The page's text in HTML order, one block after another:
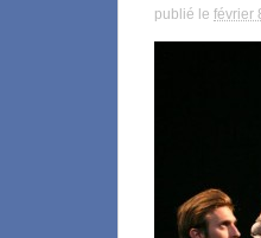
publié le février